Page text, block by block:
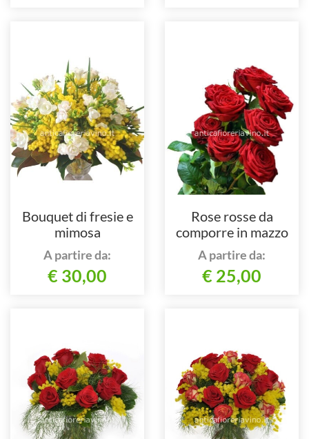
Bouquet di fresie e
mimosa
A partire da:
€ 30,00
Rose rosse da
comporre in mazzo
per numero di steli.
A partire da:
€ 25,00